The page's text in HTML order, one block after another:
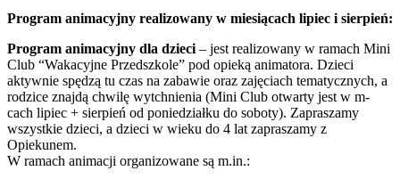
Program animacyjny realizowany w miesiącach lipiec i sierpień:
Program animacyjny dla dzieci – jest realizowany w ramach Mini
Club “Wakacyjne Przedszkole” pod opieką animatora. Dzieci
aktywnie spędzą tu czas na zabawie oraz zajęciach tematycznych, a
rodzice znajdą chwilę wytchnienia (Mini Club otwarty jest w m-
cach lipiec + sierpień od poniedziałku do soboty). Zapraszamy
wszystkie dzieci, a dzieci w wieku do 4 lat zapraszamy z
Opiekunem.
W ramach animacji organizowane są m.in.: